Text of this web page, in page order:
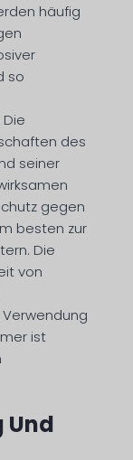
häufig
so
des
seiner
gegen
besten zur
Die
von
ist
Und